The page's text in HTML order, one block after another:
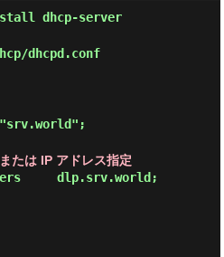
dhcp-server
dhcpd.conf
たは IP アドレス指定
dlp.srv.world;